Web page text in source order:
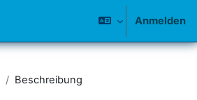
Anmelden
Beschreibung